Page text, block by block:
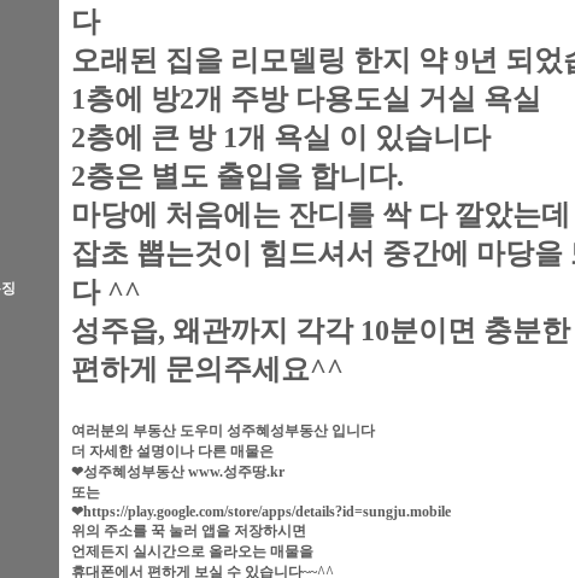
다
오래된 집을 리모델링 한지 약 9년 되었
1층에 방2개 주방 다용도실 거실 욕실
2층에 큰 방 1개 욕실 이 있습니다
2층은 별도 출입을 합니다.
마당에 처음에는 잔디를 싹 다 깔았는데
잡초 뽑는것이 힘드셔서 중간에 마당을
다 ^^
성주읍, 왜관까지 각각 10분이면 충분
편하게 문의주세요^^
여러분의 부동산 도우미 성주혜성부동산 입니다
더 자세한 설명이나 다른 매물은
❤성주혜성부동산 www.성주땅.kr
또는
❤https://play.google.com/store/apps/details?id=sungju.mobile
위의 주소를 꾹 눌러 앱을 저장하시면
언제든지 실시간으로 올라오는 매물을
휴대폰에서 편하게 보실 수 있습니다~~^^